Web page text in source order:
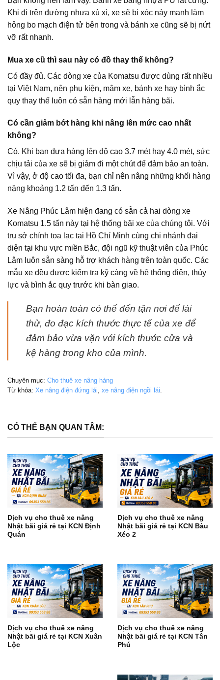
Khi đi trên đường nhựa xù xì, xe sẽ bị xóc nảy mạnh làm
hỏng bo mạch điện tử bên trong và bánh xe cũng sẽ bị nứt
vỡ rất nhanh.
Mua xe cũ thì sau này có đồ thay thế không?
Có đầy đủ. Các dòng xe của Komatsu được dùng rất nhiều
tại Việt Nam, nên phụ kiện, mâm xe, bánh xe hay bình ắc
quy thay thế luôn có sẵn hàng mới lẫn hàng bãi.
Có cần giảm bớt hàng khi nâng lên mức cao nhất
không?
Có. Khi bạn đưa hàng lên độ cao 3.7 mét hay 4.0 mét, sức
chịu tải của xe sẽ bị giảm đi một chút để đảm bảo an toàn.
Vì vậy, ở độ cao tối đa, bạn chỉ nên nâng những khối hàng
nặng khoảng 1.2 tấn đến 1.3 tấn.
Xe Nâng Phúc Lâm hiện đang có sẵn cả hai dòng xe
Komatsu 1.5 tấn này tại hệ thống bãi xe của chúng tôi. Với
trụ sở chính tọa lạc tại Hồ Chí Minh cùng chi nhánh đại
diện tại khu vực miền Bắc, đội ngũ kỹ thuật viên của Phúc
Lâm luôn sẵn sàng hỗ trợ khách hàng trên toàn quốc. Các
mẫu xe đều được kiểm tra kỹ càng về hệ thống điện, thủy
lực và bình ắc quy trước khi bàn giao.
Bạn hoàn toàn có thể đến tận nơi để lái
thử, đo đạc kích thước thực tế của xe để
đảm bảo vừa vặn với kích thước cửa và
kệ hàng trong kho của mình.
Chuyên mục: Cho thuê xe nâng hàng
Từ khóa: Xe nâng điện đứng lái, xe nâng điện ngồi lái.
CÓ THỂ BẠN QUAN TÂM:
Dịch vụ cho thuê xe nâng
Nhật bãi giá rẻ tại KCN Định
Quán
Dịch vụ cho thuê xe nâng
Nhật bãi giá rẻ tại KCN Bàu
Xéo 2
Dịch vụ cho thuê xe nâng
Nhật bãi giá rẻ tại KCN Xuân
Lộc
Dịch vụ cho thuê xe nâng
Nhật bãi giá rẻ tại KCN Tân
Phú